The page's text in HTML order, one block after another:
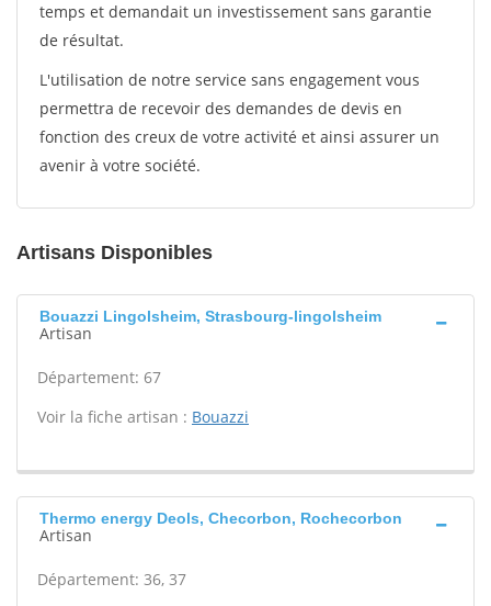
temps et demandait un investissement sans garantie
de résultat.
L'utilisation de notre service sans engagement vous
permettra de recevoir des demandes de devis en
fonction des creux de votre activité et ainsi assurer un
avenir à votre société.
Artisans Disponibles
Bouazzi Lingolsheim, Strasbourg-lingolsheim
Artisan
Département: 67
Voir la fiche artisan : Bouazzi
Thermo energy Deols, Checorbon, Rochecorbon
Artisan
Département: 36, 37